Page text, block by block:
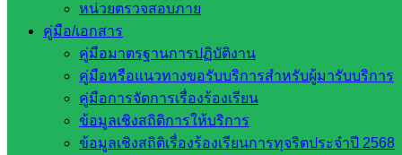
หน่วยตรวจสอบภาย
คู่มือ/เอกสาร
คู่มือมาตรฐานการปฏิบัติงาน
คู่มือหรือแนวทางขอรับบริการสำหรับผู้มารับบริการ
คู่มือการจัดการเรื่องร้องเรียน
ข้อมูลเชิงสถิติการให้บริการ
ข้อมูลเชิงสถิติเรื่องร้องเรียนการทุจริตประจำปี 2568
หน่วยงาน
ที่เกี่ยวข้อง
กระทรวง
ศึกษาธิการ